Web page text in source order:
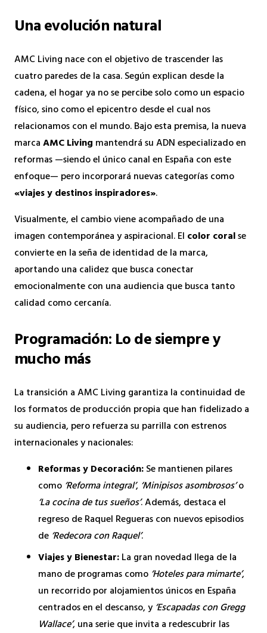
Una evolución natural
AMC Living nace con el objetivo de trascender las
cuatro paredes de la casa. Según explican desde la
cadena, el hogar ya no se percibe solo como un espacio
físico, sino como el epicentro desde el cual nos
relacionamos con el mundo. Bajo esta premisa, la nueva
marcaAMC Living mantendrá su ADN especializado en
reformas —siendo el único canal en España con este
enfoque— pero incorporará nuevas categorías como
«viajes y destinos inspiradores».
Visualmente, el cambio viene acompañado de una
imagen contemporánea y aspiracional. El color coralse
convierte en la seña de identidad de la marca,
aportando una calidez que busca conectar
emocionalmente con una audiencia que busca tanto
calidad como cercanía.
Programación: Lo de siempre y
mucho más
La transición a AMC Living garantiza la continuidad de
los formatos de producción propia que han fidelizado a
su audiencia, pero refuerza su parrilla con estrenos
internacionales y nacionales:
Reformas y Decoración:Se mantienen pilares
como ‘Reforma integral’, ‘Minipisos asombrosos’o
‘La cocina de tus sueños’. Además, destaca el
regreso de Raquel Regueras con nuevos episodios
de ‘Redecora con Raquel’.
Viajes y Bienestar:La gran novedad llega de la
mano de programas como ‘Hoteles para mimarte’,
un recorrido por alojamientos únicos en España
centrados en el descanso, y ‘Escapadas con Gregg
Wallace’, una serie que invita a redescubrir las